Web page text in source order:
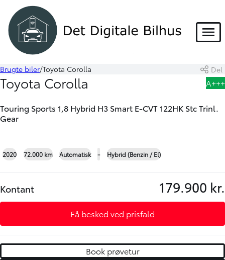
Menu
Book prøvetur
Beregn byttepris
Skriv til os
Brugte biler Toyota Corolla Del
Toyota Corolla
Touring Sports 1,8 Hybrid H3 Smart E-CVT 122HK Stc Trinl.
Gear
A+++
HYBRID
2020 72.000 km Automatisk - Hybrid (Benzin / El)
Kontant 179.900 kr.
Få besked ved prisfald
Book prøvetur